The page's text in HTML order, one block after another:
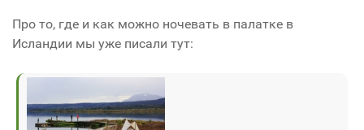
Про то, где и как можно ночевать в палатке в
Исландии мы уже писали тут: